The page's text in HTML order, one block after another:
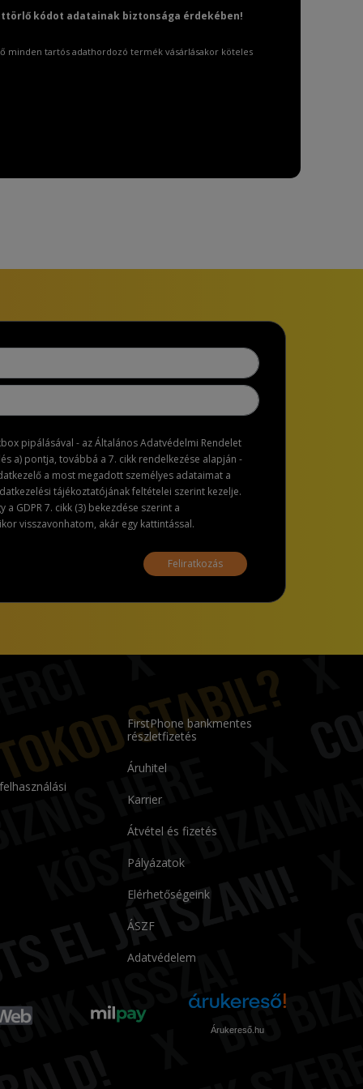
kódot adatainak biztonsága érdekében!
minden tartós adathordozó termék vásárlásakor köteles
pipálásával - az Általános Adatvédelmi Rendelet
a) pontja, továbbá a 7. cikk rendelkezése alapján -
a most megadott személyes adataimat a
tájékoztatójának feltételei szerint kezelje.
a GDPR 7. cikk (3) bekezdése szerint a
visszavonhatom, akár egy kattintással.
Feliratkozás
FirstPhone bankmentes
részletfizetés
Áruhitel
Karrier
Átvétel és fizetés
Pályázatok
Elérhetőségeink
ÁSZF
Adatvédelem
Árukereső.hu